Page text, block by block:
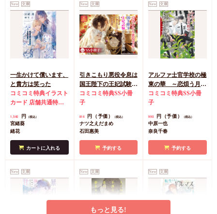
モクモクれん
カートに入れる
相羽鈴/阿部暁子/久賀理
世/白川紺子/後白河安寿/
一原みう/佐倉ユミ/奥乃
桜子/佐原ひかり/宮島未
奈/泉サリ/森ノ薫
千海博美
New 文庫
一生かけて償います、
と貴方は笑った
コミコミ特典イラスト
カード 店舗共通特典
1,540 円 （税込）
宮緒葵
緒花
カートに入れる
New 文庫
引きこもり悪役令息は
国王陛下の王妃試験か
ら逃れたい
コミコミ特典SS小冊
子
814 円（予価） （税込）
ナツ之えだまめ
石田惠美
予約する
New 文庫
アルファ士官学校の極
東の華 ～恋煩う月下
美人～（単品）
コミコミ特典SS小冊
子
990 円（予価） （税込）
中原一也
奈良千春
予約する
New 文庫 New 文庫 New 文庫
もっと見る!